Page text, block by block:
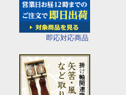
即応対応商品